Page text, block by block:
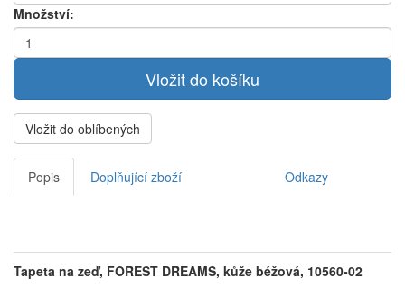
Množství:
Vložit do oblíbených
Popis Doplňující zboží Odkazy
Tapeta na zeď, FOREST DREAMS, kůže béžová, 10560-02